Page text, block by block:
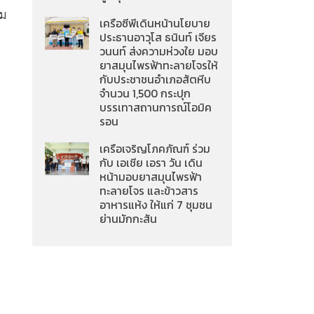
เครือซีพีเดินหน้านโยบาย
ประธานอาวุโส ธนินท์ เจียร
วนนท์ ส่งความห่วงใย มอบ
ยาสมุนไพรฟ้าทะลายโจรให้
กับประชาชนอำเภอสัตหีบ
จำนวน 1,500 กระปุก
บรรเทาสถานการณ์โอมิค
รอน
เครือเจริญโภคภัณฑ์ ร่วม
กับ เอเชีย เอรา วัน เดิน
หน้ามอบยาสมุนไพรฟ้า
ทะลายโจร และข้าวสาร
อาหารแห้ง ให้แก่ 7 ชุมชน
ย่านมักกะสัน